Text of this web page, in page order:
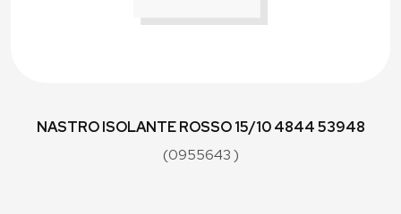
NASTRO ISOLANTE ROSSO 15/10 4844 53948
(0955643 )